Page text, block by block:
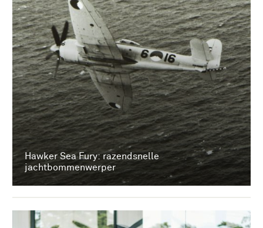
Hawker Sea Fury: razendsnelle
jachtbommenwerper